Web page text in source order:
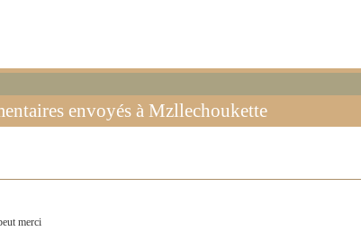
envoyés à Mzllechoukette
merci